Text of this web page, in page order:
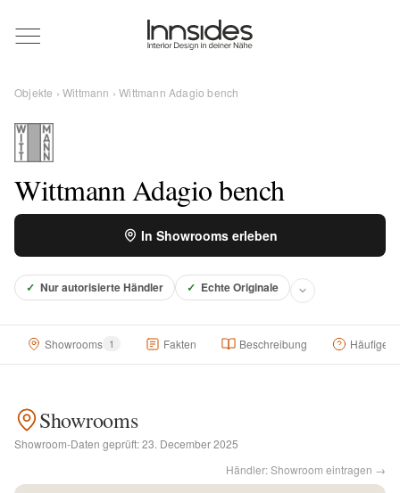
Magazin
Showrooms
Objekte
Über uns
Kontakt
Objekte ›Wittmann › Wittmann Adagio bench
Wittmann Adagio bench
In Showrooms erleben
✓ Nur autorisierte Händler ✓ Echte Originale
Showrooms 1 Fakten Beschreibung Häufige
Showrooms
Showroom-Daten geprüft:23. December 2025
Händler: Showroom eintragen →